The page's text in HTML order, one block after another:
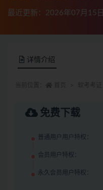
最近更新：2026年07月15日
详情介绍
免费下载
普通用户用户特权：
会员用户特权：
永久会员用户特权：